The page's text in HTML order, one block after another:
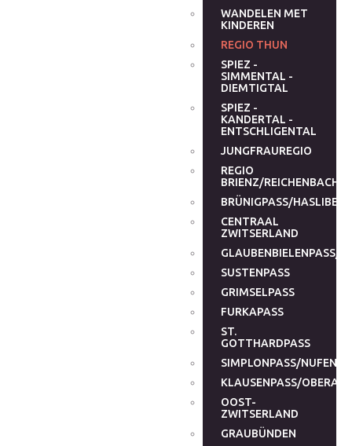
WANDELEN MET
KINDEREN
REGIO THUN
SPIEZ -
SIMMENTAL -
DIEMTIGTAL
SPIEZ -
KANDERTAL -
ENTSCHLIGENTAL
JUNGFRAUREGIO
REGIO
BRIENZ/
BRÜNIGPASS/HASLIBERG
CENTRAAL
ZWITSERLAND
GLAUBENBIELENPASS/
SUSTENPASS
GRIMSELPASS
FURKAPASS
ST.
GOTTHARDPASS
SIMPLONPASS/
KLAUSENPASS/
OOST-
ZWITSERLAND
GRAUBÜNDEN